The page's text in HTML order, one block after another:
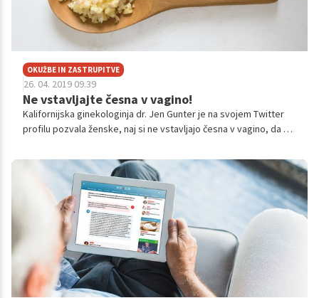
OKUŽBE IN ZASTRUPITVE
26. 04. 2019 09.39
Ne vstavljajte česna v vagino!
Kalifornijska ginekologinja dr. Jen Gunter je na svojem Twitter
profilu pozvala ženske, naj si ne vstavljajo česna v vagino, da bi
lahko nakopljejo še hujše težave in celo okužbo s smrtonosno
clostridium botulinum bakterijo.